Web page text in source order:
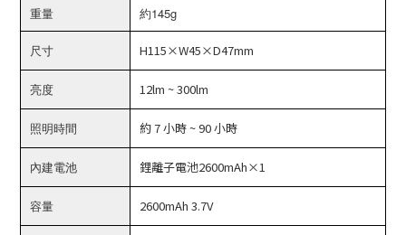
重量 約145g
尺寸 H115×W45×D47mm
亮度 12lm ~ 300lm
照明時間 約 7 小時 ~ 90 小時
內建電池 鋰離子電池2600mAh×1
容量 2600mAh 3.7V